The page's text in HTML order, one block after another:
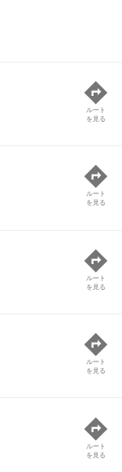
ルート
を見る
ルート
を見る
ルート
を見る
ルート
を見る
ルート
を見る